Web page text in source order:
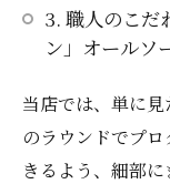
3. 職人のこだ
ン」オールソ
当店では、単に
のラウンドでプ
きるよう、細部